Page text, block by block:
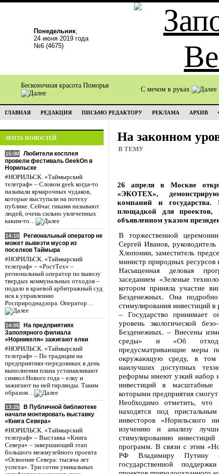
Понедельник,
24 июня 2019 года
№6 (4675)
Бесконечная красота Поморья
С мечом в руках
ГЛАВНАЯ РЕДАКЦИЯ ПИСЬМО РЕДАКТОРУ РЕКЛАМА АРХИВ
ЛЕНТА НОВОСТЕЙ
15:00
Любители косплея
провели фестиваль GeekOn в
Норильске
#НОРИЛЬСК. «Таймырский
телеграф» – Словом geek когда-то
называли ярмарочных чудаков,
которые выступали на потеху
публике. Сейчас гиками называют
людей, очень сильно увлеченных
каким-то…
14:10
Региональный оператор не
может вывезти мусор из
поселков Таймыра
#НОРИЛЬСК. «Таймырский
телеграф» – «РостТех» –
региональный оператор по вывозу
твердых коммунальных отходов –
подало в краевой арбитражный суд
иск к управлению
Росприроднадзора. Оператор…
14:05
На предприятиях
Заполярного филиала
«Норникеля» зажигают елки
#НОРИЛЬСК. «Таймырский
телеграф» – По традиции на
предприятиях-передовиках в день
выполнения плана устанавливают
символ Нового года – елку и
зажигают на ней гирлянды. Таким
образом…
13:25
В Публичной библиотеке
начали монтировать выставку
«Книга Севера»
#НОРИЛЬСК. «Таймырский
телеграф» – Выставка «Книга
Севера» – завершающий этап
большого межмузейного проекта
«Освоение Севера: тысяча лет
успеха». Три сотни уникальных
На законном
В ТЕМУ
26 апреля в Москве
«ЭКОТЕХ»,
компаний и государства.
площадкой для проектов,
объявленном указом
В торжественной
Сергей Иванов,
Хлопонин, заместитель
министр природных ресурсов
Насыщенная деловая
заседанием «Зеленые
котором приняла участие
Безденежных. Она
стимулирования инвестиций в
– Государство принимает
уровень экологической
Безденежных. – Внесены
среды» и «Об
предусматривающие меры
окружающую среду, в том
наилучших доступных
реформы имеют узкий набор
инвестиций в масштабные
которыми предприятия
Необходимо отметить, что
находятся под
инвесторов «Норильского
изучению и анализу
стимулированию
программ. В связи с этим
РФ Владимиру Путину
государственной